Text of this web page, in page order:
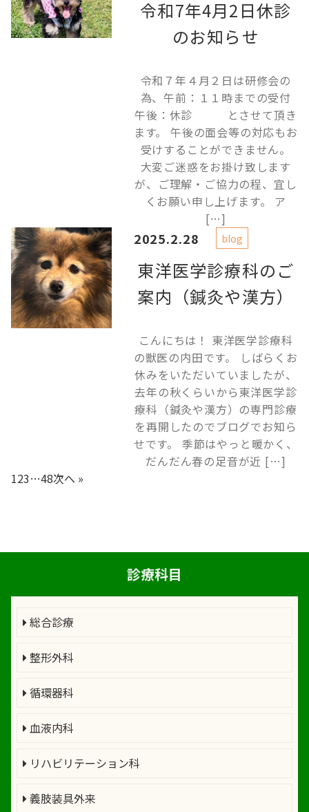
令和7年4月2日休診
のお知らせ
令和７年４月２日は研修会の
為、午前：１１時までの受付
午後：休診 とさせて頂き
ます。 午後の面会等の対応もお
受けすることができません。
大変ご迷惑をお掛け致します
が、ご理解・ご協力の程、宜し
くお願い申し上げます。 ア
[…]
東洋医学診療科のご
案内（鍼灸や漢方）
2025.2.28 blog
こんにちは！ 東洋医学診療科
の獣医の内田です。 しばらくお
休みをいただいていましたが、
去年の秋くらいから東洋医学診
療科（鍼灸や漢方）の専門診療
を再開したのでブログでお知ら
せです。 季節はやっと暖かく、
だんだん春の足音が近 […]
123…48次へ »
診療科目
総合診療
整形外科
循環器科
血液内科
リハビリテーション科
義肢装具外来